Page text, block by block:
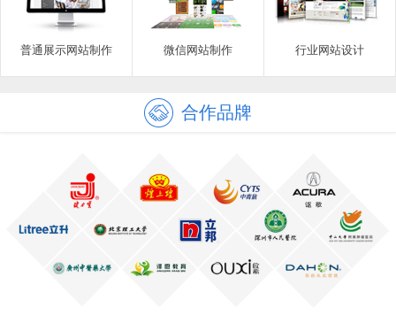
普通展示网站制作 微信网站制作 行业网站设计
合作品牌